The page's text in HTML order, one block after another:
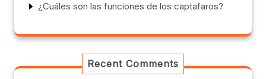
¿Cuáles son las funciones de los captafaros?
Recent Comments